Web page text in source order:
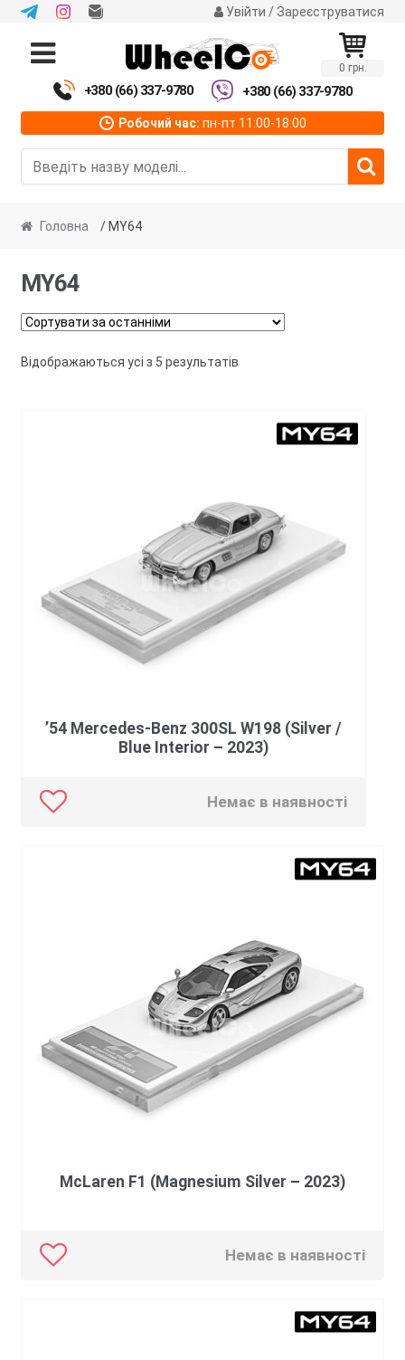
Увійти / Зареєструватися
до
навігації
до
вмісту
+380 (66) 337-9780 +380 (66) 337-9780
Робочий час: пн-пт 11:00-18:00
0 грн.
Головна / MY64
MY64
Відображаються усі з 5 результатівСортовано
’54 Mercedes-Benz 300SL W198 (Silver /
Blue Interior – 2023)
Немає в наявності
McLaren F1 (Magnesium Silver – 2023)
Немає в наявності